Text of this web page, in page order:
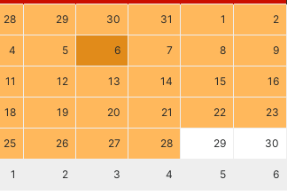
28 29 30 31 1 2
4 5 6 7 8 9
11 12 13 14 15 16
18 19 20 21 22 23
25 26 27 28 29 30
1 2 3 4 5 6